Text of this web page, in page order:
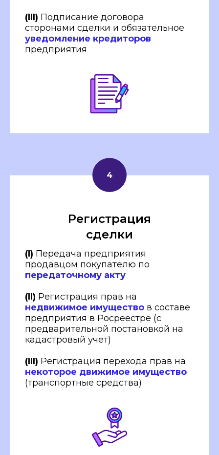
(III) Подписание договора
сторонами сделки и обязательное
уведомление кредиторов
предприятия
Регистрация
сделки
(I) Передача предприятия
продавцом покупателю по
передаточному акту
(II) Регистрация прав на
недвижимое имущество в составе
предприятия в Росреестре (с
предварительной постановкой на
кадастровый учет)
(III) Регистрация перехода прав на
некоторое движимое имущество
(транспортные средства)